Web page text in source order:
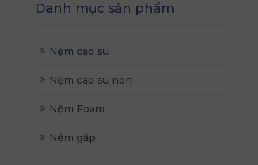
Danh mục sản phẩm
Nệm cao su
Nệm cao su non
Nệm Foam
Nệm gấp